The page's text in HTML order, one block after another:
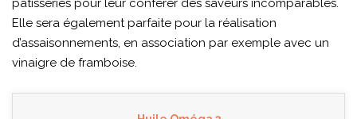
pâtisseries pour leur conférer des saveurs incomparables.
Elle sera également parfaite pour la réalisation
d’assaisonnements, en association par exemple avec un
vinaigre de framboise.